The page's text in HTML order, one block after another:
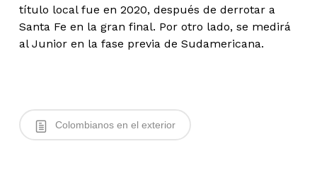
título local fue en 2020, después de derrotar a
Santa Fe en la gran final. Por otro lado, se medirá
al Junior en la fase previa de Sudamericana.
Colombianos en el exterior